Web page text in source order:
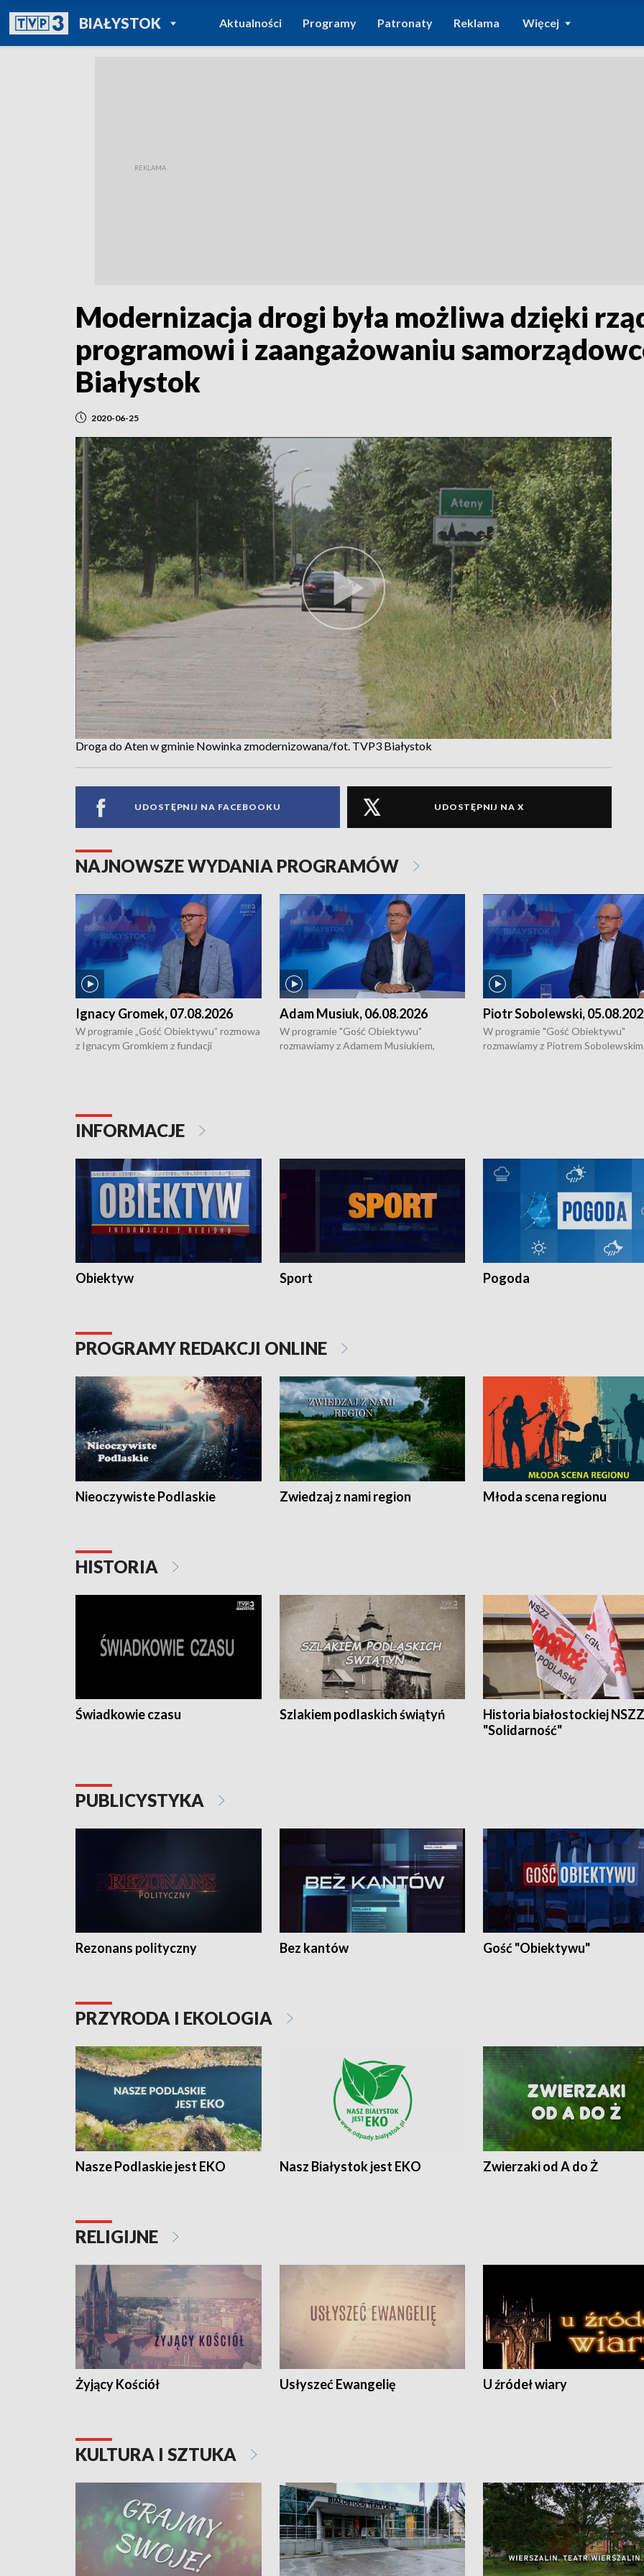
BIAŁYSTOKPOWRÓT DO
TVP REGIONY
Aktualności Programy Patronaty Reklama Więcej
Modernizacja drogi była możliwa dzięki
programowi i zaangażowaniu
Białystok
2020-06-25
Droga do Aten w gminie Nowinka zmodernizowana/fot. TVP3 Białystok
UDOSTĘPNIJ NA FACEBOOKU UDOSTĘPNIJ NA X
NAJNOWSZE WYDANIA PROGRAMÓW
Ignacy Gromek, 07.08.2026
W programie „Gość Obiektywu” rozmowa
z Ignacym Gromkiem z fundacji
Adam Musiuk, 06.08.2026
W programie "Gość Obiektywu"
rozmawiamy z Adamem Musiukiem,
Piotr Sobolewski,
W programie "Gość Obiektywu"
rozmawiamy z Piotrem
INFORMACJE
Obiektyw Sport Pogoda
PROGRAMY REDAKCJI ONLINE
Nieoczywiste Podlaskie Zwiedzaj z nami region Młoda scena regionu
HISTORIA
Świadkowie czasu Szlakiem podlaskich świątyń
Historia białostockiej NSZZ
"Solidarność"
PUBLICYSTYKA
Rezonans polityczny Bez kantów Gość "Obiektywu"
PRZYRODA I EKOLOGIA
Nasze Podlaskie jest EKO Nasz Białystok jest EKO Zwierzaki od A do Ż
RELIGIJNE
Żyjący Kościół Usłyszeć Ewangelię U źródeł wiary
KULTURA I SZTUKA